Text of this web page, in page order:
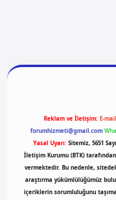
Reklam ve İletişim: E-
forumhizmeti@gmail.com
Yasal Uyarı: Sitemiz, 5651
İletişim Kurumu (BTK)
vermektedir. Bu nedenle,
araştırma yükümlülüğümüz
içeriklerin sorumluluğunu